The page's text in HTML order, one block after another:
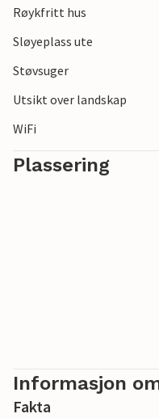
Røykfritt hus
Sløyeplass ute
Støvsuger
Utsikt over landskap
WiFi
Plassering
Informasjon
Fakta